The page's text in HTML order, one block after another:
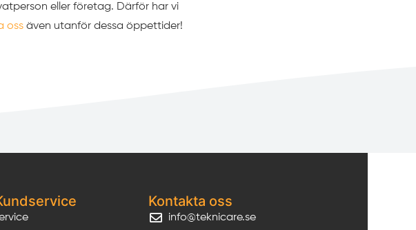
eller företag. Därför har vi
oss även utanför dessa öppettider!
Kontakta oss
info@teknicare.se